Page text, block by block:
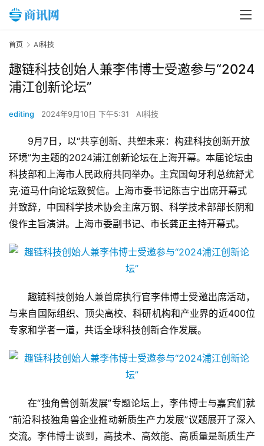
首页 AI科技
趣链科技创始人兼李伟博士受邀参与“2024
浦江创新论坛”
editing 2024年9月10日 下午5:31 AI科技
9月7日，以“共享创新、共塑未来：构建科技创新开放
环境”为主题的2024浦江创新论坛在上海开幕。本届论坛由
科技部和上海市人民政府共同举办。主宾国匈牙利总统舒尤
克·道马什向论坛致贺信。上海市委书记陈吉宁出席开幕式
并致辞，中国科学技术协会主席万钢、科学技术部部长阴和
俊作主旨演讲。上海市委副书记、市长龚正主持开幕式。
趣链科技创始人兼首席执行官李伟博士受邀出席活动，
与来自国际组织、顶尖高校、科研机构和产业界的近400位
专家和学者一道，共话全球科技创新合作发展。
在“独角兽创新发展”专题论坛上，李伟博士与嘉宾们就
“前沿科技独角兽企业推动新质生产力发展”议题展开了深入
交流。李伟博士谈到，高技术、高效能、高质量是新质生产